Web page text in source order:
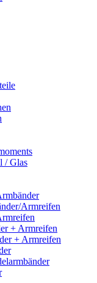
/ Glas
Armreifen
+ Armreifen
+ Armreifen